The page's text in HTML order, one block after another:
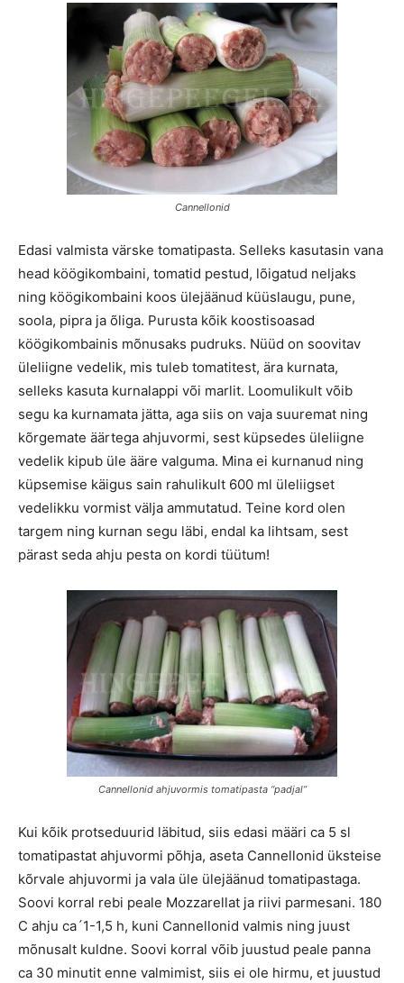
Cannellonid
Edasi valmista värske tomatipasta. Selleks kasutasin vana
head köögikombaini, tomatid pestud, lõigatud neljaks
ning köögikombaini koos ülejäänud küüslaugu, pune,
soola, pipra ja õliga. Purusta kõik koostisoasad
köögikombainis mõnusaks pudruks. Nüüd on soovitav
üleliigne vedelik, mis tuleb tomatitest, ära kurnata,
selleks kasuta kurnalappi või marlit. Loomulikult võib
segu ka kurnamata jätta, aga siis on vaja suuremat ning
kõrgemate äärtega ahjuvormi, sest küpsedes üleliigne
vedelik kipub üle ääre valguma. Mina ei kurnanud ning
küpsemise käigus sain rahulikult 600 ml üleliigset
vedelikku vormist välja ammutatud. Teine kord olen
targem ning kurnan segu läbi, endal ka lihtsam, sest
pärast seda ahju pesta on kordi tüütum!
Cannellonid ahjuvormis tomatipasta “padjal”
Kui kõik protseduurid läbitud, siis edasi määri ca 5 sl
tomatipastat ahjuvormi põhja, aseta Cannellonid üksteise
kõrvale ahjuvormi ja vala üle ülejäänud tomatipastaga.
Soovi korral rebi peale Mozzarellat ja riivi parmesani. 180
C ahju ca´1-1,5 h, kuni Cannellonid valmis ning juust
mõnusalt kuldne. Soovi korral võib juustud peale panna
ca 30 minutit enne valmimist, siis ei ole hirmu, et juustud